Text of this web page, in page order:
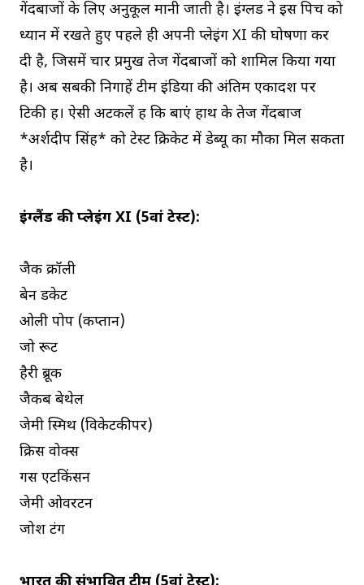
गेंदबाजों के लिए अनुकूल मानी जाती है। इंग्लैंड ने इस पिच को
ध्यान में रखते हुए पहले ही अपनी प्लेइंग XI की घोषणा कर
दी है, जिसमें चार प्रमुख तेज गेंदबाजों को शामिल किया गया
है। अब सबकी निगाहें टीम इंडिया की अंतिम एकादश पर
टिकी हैं। ऐसी अटकलें हैं कि बाएं हाथ के तेज गेंदबाज
*अर्शदीप सिंह* को टेस्ट क्रिकेट में डेब्यू का मौका मिल सकता
है।
इंग्लैंड की प्लेइंग XI (5वां टेस्ट):
जैक क्रॉली
बेन डकेट
ओली पोप (कप्तान)
जो रूट
हैरी ब्रूक
जैकब बेथेल
जेमी स्मिथ (विकेटकीपर)
क्रिस वोक्स
गस एटकिंसन
जेमी ओवरटन
जोश टंग